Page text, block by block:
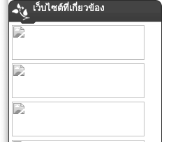
เว็บไซต์ที่เกี่ยวข้อง